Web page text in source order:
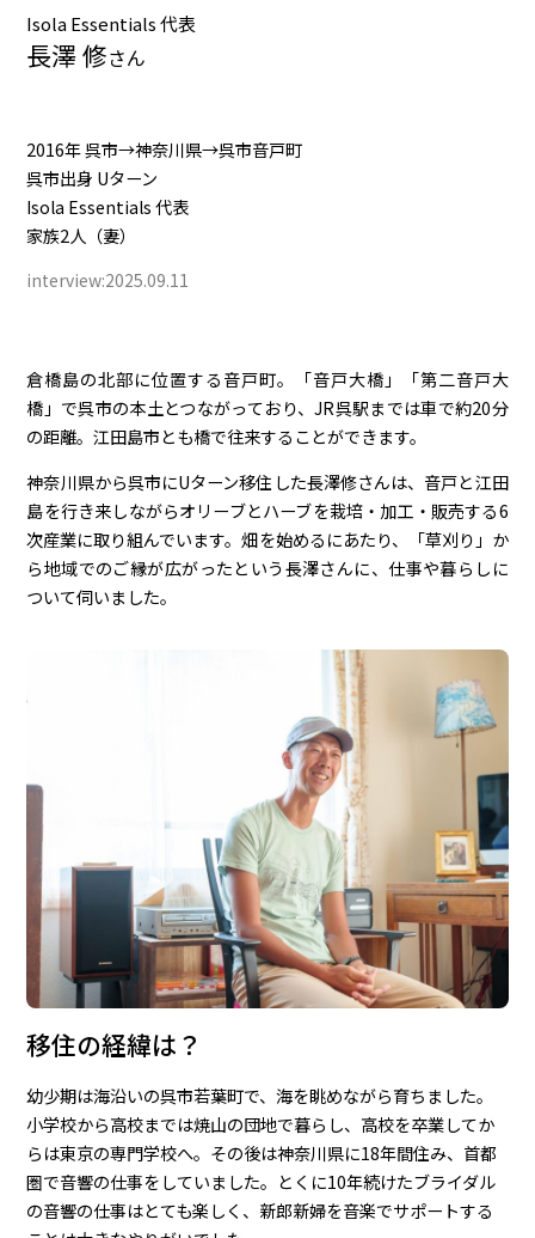
Isola Essentials 代表
長澤 修さん
2016年 呉市→神奈川県→呉市音戸町
呉市出身 Uターン
Isola Essentials 代表
家族2人（妻）
interview:2025.09.11
倉橋島の北部に位置する音戸町。「音戸大橋」「第二音戸大
橋」で呉市の本土とつながっており、JR呉駅までは車で約20分
の距離。江田島市とも橋で往来することができます。
神奈川県から呉市にUターン移住した長澤修さんは、音戸と江田
島を行き来しながらオリーブとハーブを栽培・加工・販売する6
次産業に取り組んでいます。畑を始めるにあたり、「草刈り」か
ら地域でのご縁が広がったという長澤さんに、仕事や暮らしに
ついて伺いました。
移住の経緯は？
幼少期は海沿いの呉市若葉町で、海を眺めながら育ちました。
小学校から高校までは焼山の団地で暮らし、高校を卒業してか
らは東京の専門学校へ。その後は神奈川県に18年間住み、首都
圏で音響の仕事をしていました。とくに10年続けたブライダル
の音響の仕事はとても楽しく、新郎新婦を音楽でサポートする